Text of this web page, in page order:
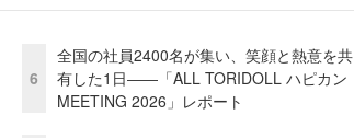
6
全国の社員2400名が集い、笑顔と熱意を共
有した1日――「ALL TORIDOLL ハピカン
MEETING 2026」レポート